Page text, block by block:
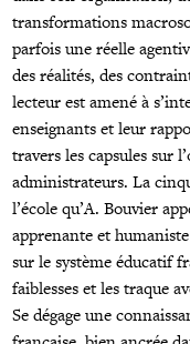
transformations
parfois une réelle
des réalités, des
lecteur est amené à
enseignants et leur
travers les capsules sur
administrateurs. La
l’école qu’A. Bouvier
apprenante et
sur le système éducatif
faiblesses et les traque
Se dégage une